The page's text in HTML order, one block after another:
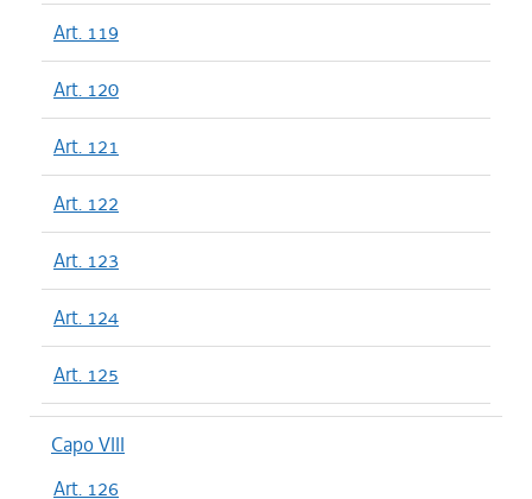
Art. 119
Art. 120
Art. 121
Art. 122
Art. 123
Art. 124
Art. 125
Capo VIII
Art. 126